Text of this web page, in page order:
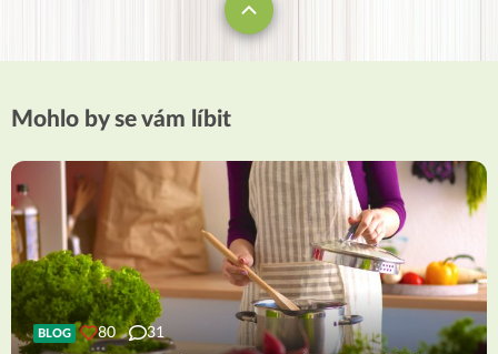
Mohlo by se vám líbit
BLOG 80 31